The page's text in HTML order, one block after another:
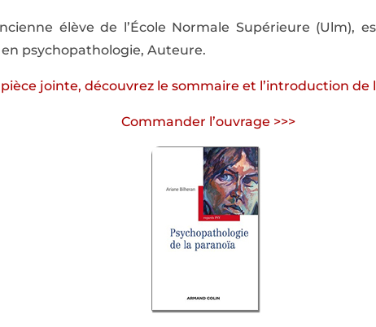
élève de l’École Normale Supérieure (Ulm),
psychopathologie, Auteure.
jointe, découvrez le sommaire et l’introduction de
Commander l’ouvrage >>>